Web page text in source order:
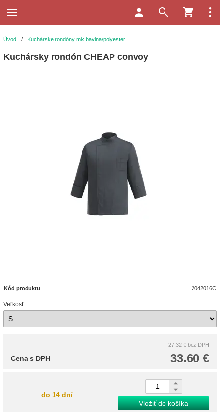
Úvod / Kuchárske rondóny mix bavlna/polyester
Kuchársky rondón CHEAP convoy
Kód produktu 2042016C
Veľkosť
27.32 € bez DPH
33.60 €
Cena s DPH
do 14 dní
Vložiť do košíka